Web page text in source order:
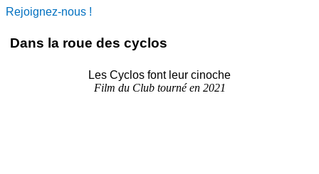
Rejoignez-nous !
Dans la roue des cyclos
Les Cyclos font leur cinoche
Film du Club tourné en 2021